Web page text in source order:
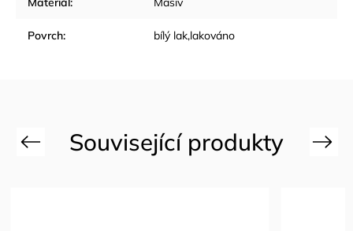
Povrch: bílý lak,lakováno
Previous Next